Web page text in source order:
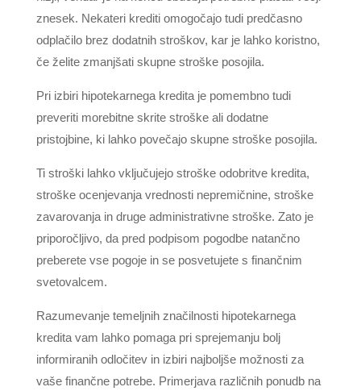
znesek. Nekateri krediti omogočajo tudi predčasno
odplačilo brez dodatnih stroškov, kar je lahko koristno,
če želite zmanjšati skupne stroške posojila.
Pri izbiri hipotekarnega kredita je pomembno tudi
preveriti morebitne skrite stroške ali dodatne
pristojbine, ki lahko povečajo skupne stroške posojila.
Ti stroški lahko vključujejo stroške odobritve kredita,
stroške ocenjevanja vrednosti nepremičnine, stroške
zavarovanja in druge administrativne stroške. Zato je
priporočljivo, da pred podpisom pogodbe natančno
preberete vse pogoje in se posvetujete s finančnim
svetovalcem.
Razumevanje temeljnih značilnosti hipotekarnega
kredita vam lahko pomaga pri sprejemanju bolj
informiranih odločitev in izbiri najboljše možnosti za
vaše finančne potrebe. Primerjava različnih ponudb na